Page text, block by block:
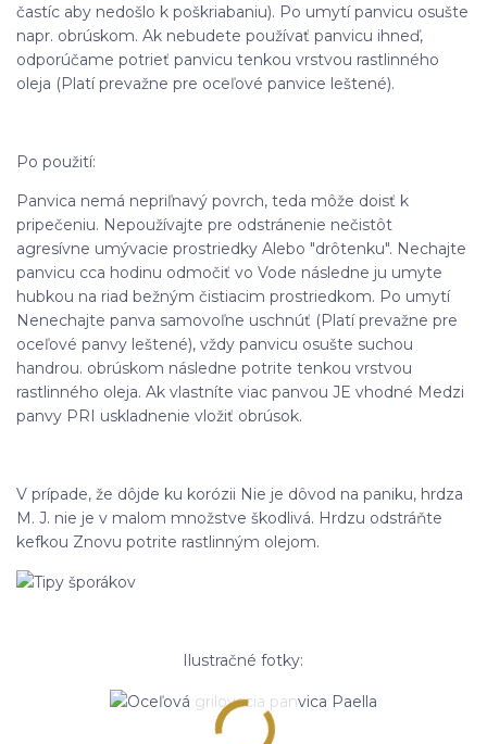
častíc aby nedošlo k poškriabaniu). Po umytí panvicu osušte
napr. obrúskom. Ak nebudete používať panvicu ihneď,
odporúčame potrieť panvicu tenkou vrstvou rastlinného
oleja (Platí prevažne pre oceľové panvice leštené).
Po použití:
Panvica nemá nepriľnavý povrch, teda môže doisť k
pripečeniu. Nepoužívajte pre odstránenie nečistôt
agresívne umývacie prostriedky Alebo "drôtenku". Nechajte
panvicu cca hodinu odmočiť vo Vode následne ju umyte
hubkou na riad bežným čistiacim prostriedkom. Po umytí
Nenechajte panva samovoľne uschnúť (Platí prevažne pre
oceľové panvy leštené), vždy panvicu osušte suchou
handrou. obrúskom následne potrite tenkou vrstvou
rastlinného oleja. Ak vlastníte viac panvou JE vhodné Medzi
panvy PRI uskladnenie vložiť obrúsok.
V prípade, že dôjde ku korózii Nie je dôvod na paniku, hrdza
M. J. nie je v malom množstve škodlivá. Hrdzu odstráňte
kefkou Znovu potrite rastlinným olejom.
Ilustračné fotky: